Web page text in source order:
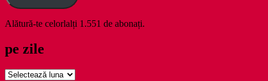
Alătură-te celorlalți 1.551 de abonați.
pe zile
pe